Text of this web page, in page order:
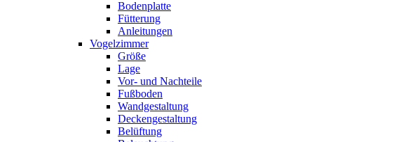
Bodenplatte
Fütterung
Anleitungen
Vogelzimmer
Größe
Lage
Vor- und Nachteile
Fußboden
Wandgestaltung
Deckengestaltung
Belüftung